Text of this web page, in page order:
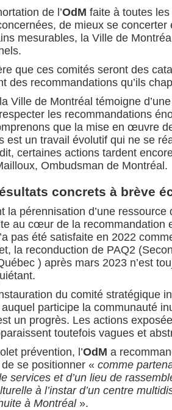
de l’OdM faite à toutes
de mieux se concerter
mesurables, la Ville de
que ces comités seront des
des recommandations qu’ils
Ville de Montréal témoigne
les recommandations
que la mise en œuvre
est un travail évolutif qui ne se
certaines actions tardent
Ombudsman de Montréal.
concrets à brève
la pérennisation d’une ressource
au cœur de la recommandation
pas été satisfaite en 2022
la reconduction de PAQ2
) après mars 2023 n’est
du comité stratégique
auquel participe la communauté
un progrès. Les actions
toutefois vagues et
prévention, l’OdM a
se positionner « comme
services et d’un lieu de
à l’instar d’un centre
à Montréal».